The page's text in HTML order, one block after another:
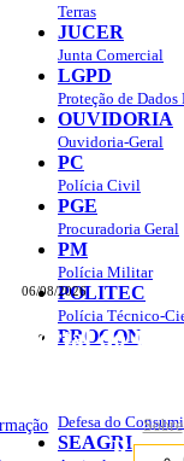
06/08/2026
Portal do
Sobre
Terras
JUCER
Junta Comercial
LGPD
Proteção de Dados
OUVIDORIA
Ouvidoria-Geral
PC
Polícia Civil
PGE
Procuradoria Geral
PM
Polícia Militar
POLITEC
Polícia Técnico-
PROCON
Defesa do
SEAGRI